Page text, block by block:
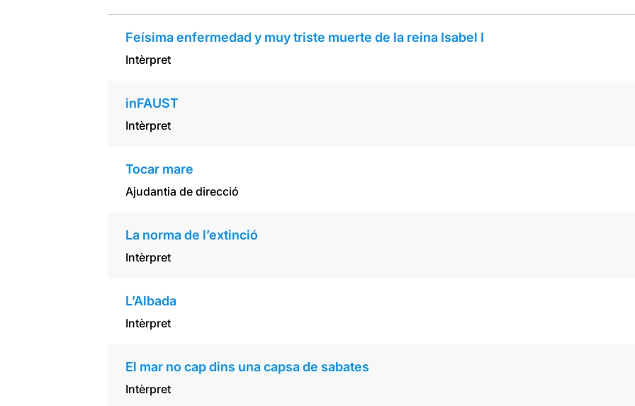
Feísima enfermedad y muy triste muerte de la reina Isabel I
Intèrpret
inFAUST
Intèrpret
Tocar mare
Ajudantia de direcció
La norma de l’extinció
Intèrpret
L’Albada
Intèrpret
El mar no cap dins una capsa de sabates
Intèrpret